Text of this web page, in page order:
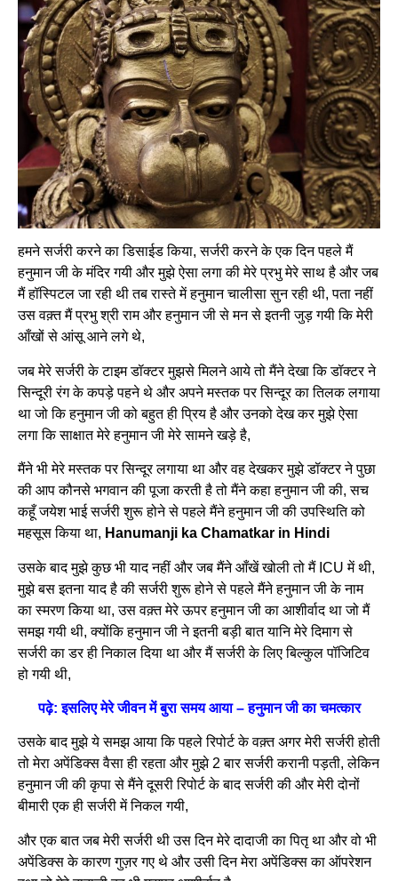
हमने सर्जरी करने का डिसाईड किया, सर्जरी करने के एक दिन पहले मैं
हनुमान जी के मंदिर गयी और मुझे ऐसा लगा की मेरे प्रभु मेरे साथ है और जब
मैं हॉस्पिटल जा रही थी तब रास्ते में हनुमान चालीसा सुन रही थी, पता नहीं
उस वक़्त मैं प्रभु श्री राम और हनुमान जी से मन से इतनी जुड़ गयी कि मेरी
आँखों से आंसू आने लगे थे,
जब मेरे सर्जरी के टाइम डॉक्टर मुझसे मिलने आये तो मैंने देखा कि डॉक्टर ने
सिन्दूरी रंग के कपड़े पहने थे और अपने मस्तक पर सिन्दूर का तिलक लगाया
था जो कि हनुमान जी को बहुत ही प्रिय है और उनको देख कर मुझे ऐसा
लगा कि साक्षात मेरे हनुमान जी मेरे सामने खड़े है,
मैंने भी मेरे मस्तक पर सिन्दूर लगाया था और वह देखकर मुझे डॉक्टर ने पुछा
की आप कौनसे भगवान की पूजा करती है तो मैंने कहा हनुमान जी की, सच
कहूँ जयेश भाई सर्जरी शुरू होने से पहले मैंने हनुमान जी की उपस्थिति को
महसूस किया था, Hanumanji ka Chamatkar in Hindi
उसके बाद मुझे कुछ भी याद नहीं और जब मैंने आँखें खोली तो मैं ICU में थी,
मुझे बस इतना याद है की सर्जरी शुरू होने से पहले मैंने हनुमान जी के नाम
का स्मरण किया था, उस वक़्त मेरे ऊपर हनुमान जी का आशीर्वाद था जो मैं
समझ गयी थी, क्योंकि हनुमान जी ने इतनी बड़ी बात यानि मेरे दिमाग से
सर्जरी का डर ही निकाल दिया था और मैं सर्जरी के लिए बिल्कुल पॉजिटिव
हो गयी थी,
पढ़े: इसलिए मेरे जीवन में बुरा समय आया – हनुमान जी का चमत्कार
उसके बाद मुझे ये समझ आया कि पहले रिपोर्ट के वक़्त अगर मेरी सर्जरी होती
तो मेरा अपेंडिक्स वैसा ही रहता और मुझे 2 बार सर्जरी करानी पड़ती, लेकिन
हनुमान जी की कृपा से मैंने दूसरी रिपोर्ट के बाद सर्जरी की और मेरी दोनों
बीमारी एक ही सर्जरी में निकल गयी,
और एक बात जब मेरी सर्जरी थी उस दिन मेरे दादाजी का पितृ था और वो भी
अपेंडिक्स के कारण गुज़र गए थे और उसी दिन मेरा अपेंडिक्स का ऑपरेशन